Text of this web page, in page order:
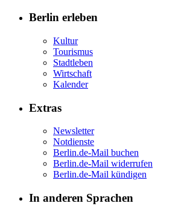
Berlin erleben
Kultur
Tourismus
Stadtleben
Wirtschaft
Kalender
Extras
Newsletter
Notdienste
Berlin.de-Mail buchen
Berlin.de-Mail widerrufen
Berlin.de-Mail kündigen
In anderen Sprachen